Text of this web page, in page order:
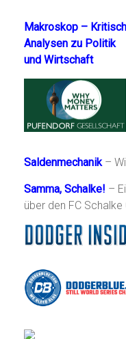
Makroskop –
Analysen zu Politik
und Wirtschaft
Saldenmechanik–
Samma, Schalke! –
über den FC Schalke